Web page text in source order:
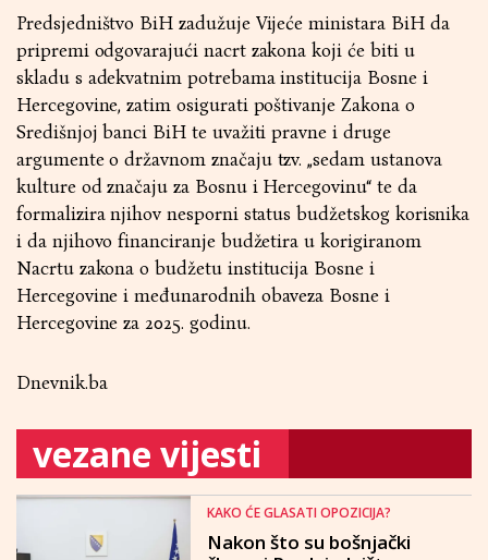
Predsjedništvo BiH zadužuje Vijeće ministara BiH da
pripremi odgovarajući nacrt zakona koji će biti u
skladu s adekvatnim potrebama institucija Bosne i
Hercegovine, zatim osigurati poštivanje Zakona o
Središnjoj banci BiH te uvažiti pravne i druge
argumente o državnom značaju tzv. „sedam ustanova
kulture od značaju za Bosnu i Hercegovinu“ te da
formalizira njihov nesporni status budžetskog korisnika
i da njihovo financiranje budžetira u korigiranom
Nacrtu zakona o budžetu institucija Bosne i
Hercegovine i međunarodnih obaveza Bosne i
Hercegovine za 2025. godinu.
Dnevnik.ba
vezane vijesti
KAKO ĆE GLASATI OPOZICIJA?
Nakon što su bošnjački